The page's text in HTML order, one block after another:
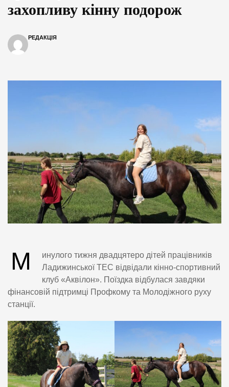
захопливу кінну подорож
РЕДАКЦІЯ
М
инулого тижня двадцятеро дітей працівників
Ладижинської ТЕС відвідали кінно-спортивний
клуб «Аквілон». Поїздка відбулася завдяки
фінансовій підтримці Профкому та Молодіжного руху
станції.